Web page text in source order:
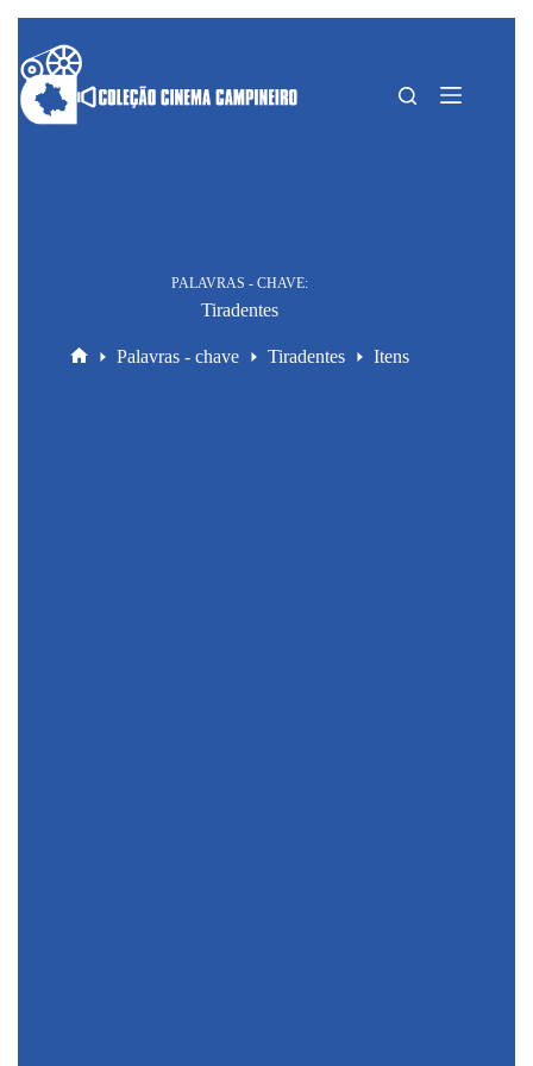
para
o
conteúdo
PALAVRAS - CHAVE
Tiradentes
Palavras - chave Tiradentes Itens